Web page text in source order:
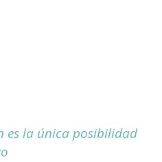
es la única posibilidad